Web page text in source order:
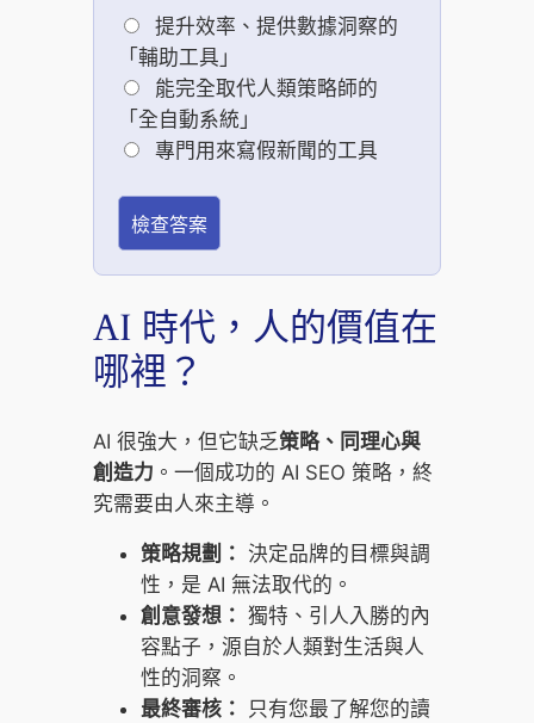
提升效率、提供數據洞察的
「輔助工具」
能完全取代人類策略師的
「全自動系統」
專門用來寫假新聞的工具
檢查答案
AI 時代，人的價值在
哪裡？
AI 很強大，但它缺乏策略、同理心與
創造力 。一個成功的 AI SEO 策略，終
究需要由人來主導。
策略規劃： 決定品牌的目標與調
性，是 AI 無法取代的。
創意發想： 獨特、引人入勝的內
容點子，源自於人類對生活與人
性的洞察。
最終審核：
只有您最了解您的讀